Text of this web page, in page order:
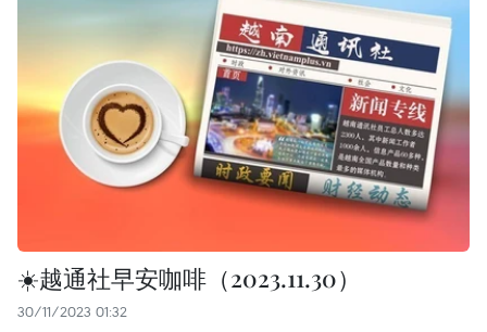
☀️越通社早安咖啡（2023.11.30）
30/11/2023 01:32